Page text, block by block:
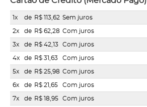
1x de R$ 113,62 Sem juros
2x de R$ 62,28 Com juros
3x de R$ 42,13 Com juros
4x de R$ 31,63 Com juros
5x de R$ 25,98 Com juros
6x de R$ 21,65 Com juros
7x de R$ 18,95 Com juros